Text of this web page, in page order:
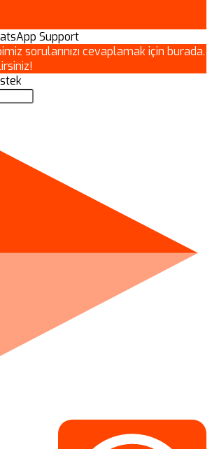
sorularınızı cevaplamak için burada.